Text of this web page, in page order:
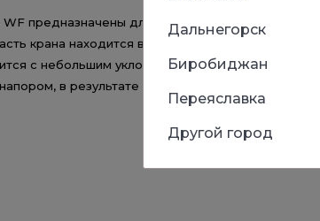
предназначены для круглогодичного
крана находится в пределах отапливаемого
с небольшим уклоном в сторону улицы.
в результате чего исчезает опасность
Дальнегорск
Биробиджан
Переяславка
Другой город